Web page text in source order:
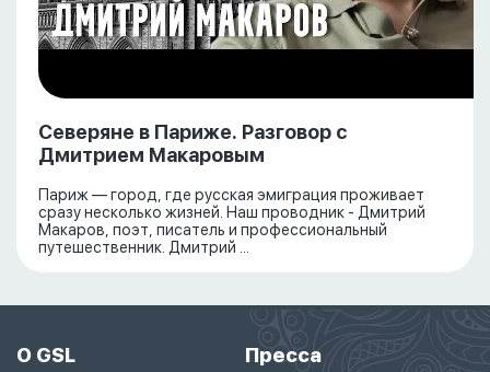
Северяне в Париже. Разговор с
Дмитрием Макаровым
Париж — город, где русская эмиграция проживает
сразу несколько жизней. Наш проводник - Дмитрий
Макаров, поэт, писатель и профессиональный
путешественник. Дмитрий ...
О GSL Пресса